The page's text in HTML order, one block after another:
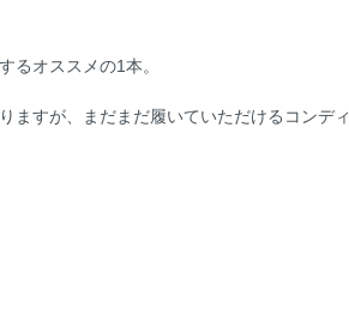
るオススメの1本。
ますが、まだまだ履いていただけるコンディ